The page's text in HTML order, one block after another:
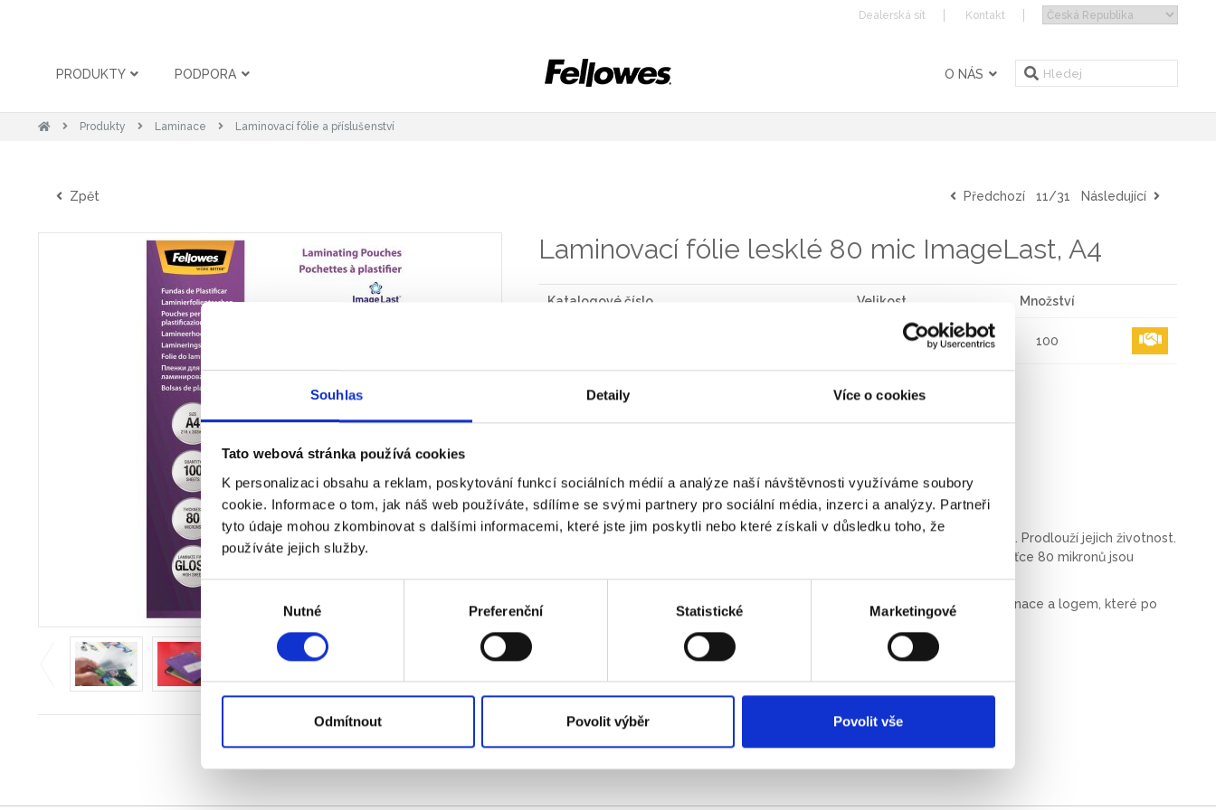
Souhlas Detaily Více o cookies
Tato webová stránka používá cookies
K personalizaci obsahu a reklam, poskytování funkcí sociálních médií a analýze naší návštěvnosti využíváme soubory
cookie. Informace o tom, jak náš web používáte, sdílíme se svými partnery pro sociální média, inzerci a analýzy. Partneři
tyto údaje mohou zkombinovat s dalšími informacemi, které jste jim poskytli nebo které získali v důsledku toho, že
používáte jejich služby.
Výběr
souhlasu
Nutné Preferenční Statistické Marketingové
Odmítnout Povolit výběr Povolit vše
Dealerská sít Kontakt
PRODUKTY PODPORA O NÁS
Produkty Laminace Laminovací fólie a příslušenství
Zpět Předchozí 11/31 Následující
Laminovací fólie lesklé 80 mic ImageLast, A4
Katalogové číslo Velikost Množství
A4 - 100 ks. 100
Velikost
A5
A4 A3
25 ks
100 ks
Laminovací fólie Enhance80 chrání dokumenty proti vlhku, prachu a znečištění. Prodlouží jejich životnost.
Laminování fotografií zlepší jejich barevnost, nezanechává stopy. Fólie v tloušťce 80 mikronů jsou
určené k laminaci poznámek, dokumentů a fotografií.
Prvotřídní laminovací fólie lesklé Fellowes ImageLast s šipkou směru laminace a logem, které po
Dokumentům dají dokonalou ochranu a vzhled